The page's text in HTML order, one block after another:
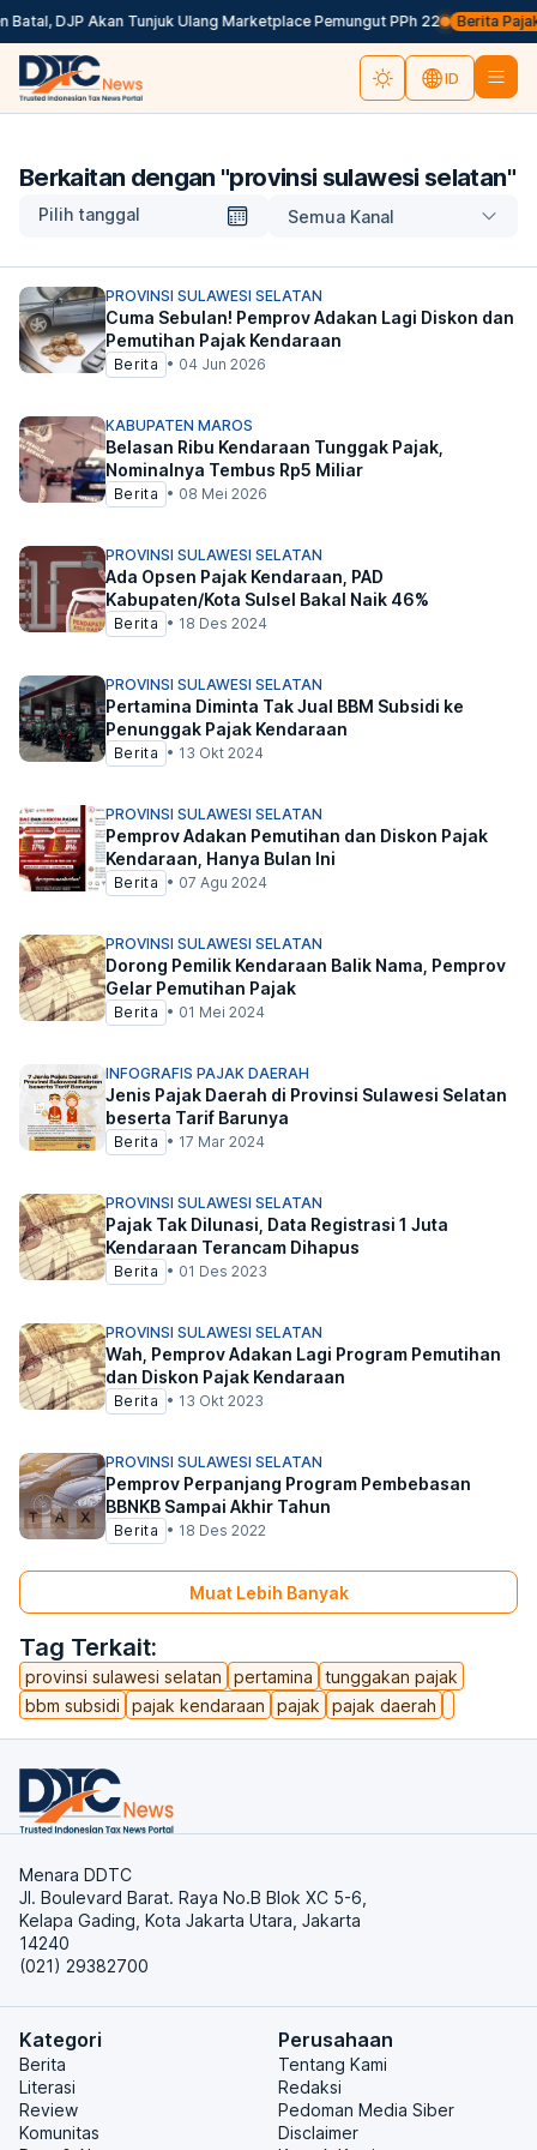
DJP Akan Tunjuk Ulang Marketplace Pemungut PPh 22 Berita Pajak
ID
Berkaitan dengan "provinsi sulawesi selatan"
Pilih tanggal Semua Kanal
Tag Terkait:
provinsi sulawesi selatan pertamina
tunggakan pajak
bbm subsidi
pajak kendaraan pajak pajak daerah
PROVINSI SULAWESI SELATAN
Cuma Sebulan! Pemprov Adakan Lagi Diskon dan
Pemutihan Pajak Kendaraan
Berita • 04 Jun 2026
KABUPATEN MAROS
Belasan Ribu Kendaraan Tunggak Pajak,
Nominalnya Tembus Rp5 Miliar
Berita • 08 Mei 2026
PROVINSI SULAWESI SELATAN
Ada Opsen Pajak Kendaraan, PAD
Kabupaten/Kota Sulsel Bakal Naik 46%
Berita • 18 Des 2024
PROVINSI SULAWESI SELATAN
Pertamina Diminta Tak Jual BBM Subsidi ke
Penunggak Pajak Kendaraan
Berita • 13 Okt 2024
PROVINSI SULAWESI SELATAN
Pemprov Adakan Pemutihan dan Diskon Pajak
Kendaraan, Hanya Bulan Ini
Berita • 07 Agu 2024
PROVINSI SULAWESI SELATAN
Dorong Pemilik Kendaraan Balik Nama, Pemprov
Gelar Pemutihan Pajak
Berita • 01 Mei 2024
INFOGRAFIS PAJAK DAERAH
Jenis Pajak Daerah di Provinsi Sulawesi Selatan
beserta Tarif Barunya
Berita • 17 Mar 2024
PROVINSI SULAWESI SELATAN
Pajak Tak Dilunasi, Data Registrasi 1 Juta
Kendaraan Terancam Dihapus
Berita • 01 Des 2023
PROVINSI SULAWESI SELATAN
Wah, Pemprov Adakan Lagi Program Pemutihan
dan Diskon Pajak Kendaraan
Berita • 13 Okt 2023
PROVINSI SULAWESI SELATAN
Pemprov Perpanjang Program Pembebasan
BBNKB Sampai Akhir Tahun
Berita • 18 Des 2022
Muat Lebih Banyak
Menara DDTC
Jl. Boulevard Barat. Raya No.B Blok XC 5-6,
Kelapa Gading, Kota Jakarta Utara, Jakarta
14240
(021) 29382700
Kategori
Berita
Literasi
Review
Komunitas
Perusahaan
Tentang Kami
Redaksi
Pedoman Media Siber
Disclaimer